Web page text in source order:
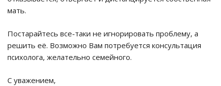
мать.
Постарайтесь все-таки не игнорировать проблему, а
решить её. Возможно Вам потребуется консультация
психолога, желательно семейного.
С уважением,